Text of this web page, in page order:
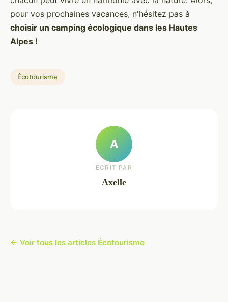
pour vos prochaines vacances, n'hésitez pas à
choisir un camping écologique dans les Hautes
Alpes !
Écotourisme
A
ECRIT PAR
Axelle
← Voir tous les articles Écotourisme